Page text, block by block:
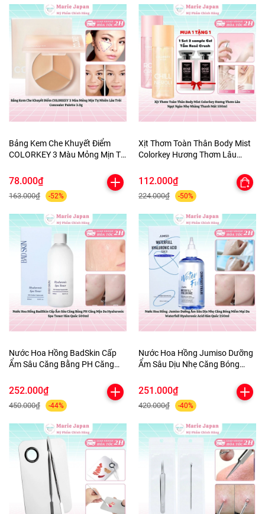
Bảng Kem Che Khuyết Điểm
COLORKEY 3 Màu Mỏng Mịn Tự
Palette 3.9g
78.000₫
163.000₫ -52%
Xịt Thơm Toàn Thân Body Mist
Colorkey Hương Thơm Lâu
Mát 100ml
112.000₫
224.000₫ -50%
Nước Hoa Hồng BadSkin Cấp
Ẩm Sâu Căng Bằng PH Căng
Hàn Quốc 500ml
252.000₫
450.000₫ -44%
Nước Hoa Hồng Jumiso Dưỡng
Ẩm Sâu Dịu Nhẹ Căng Bóng
Hyaluronic Acid Hàn Quốc
251.000₫
420.000₫ -40%